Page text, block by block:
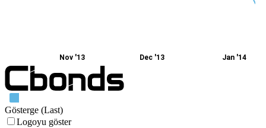
Nov '13 Dec '13 Jan '14
Gösterge (Last)
Logoyu göster